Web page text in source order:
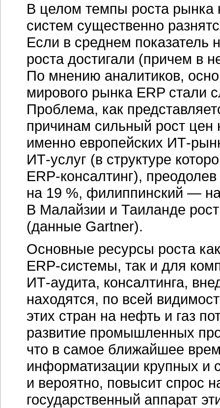
В целом темпы роста
систем существенно
Если в среднем
роста достигали (причем в
По мнению аналитиков,
мирового рынка ERP стали
Проблема, как
причинам сильный рост цен
именно европейских ИТ-
ИТ-услуг (в структуре
ERP-консалтинг),
на 19 %, филиппинский —
В Малайзии и Таиланде
(данные Gartner).
Основные ресурсы роста
ERP-системы, так и для
ИТ-аудита, консалтинга,
находятся, по всей
этих стран на нефть и газ
развитие промышленных
что в самое ближайшее
информатизации крупных и
и вероятно, повысит спрос
государственный аппарат